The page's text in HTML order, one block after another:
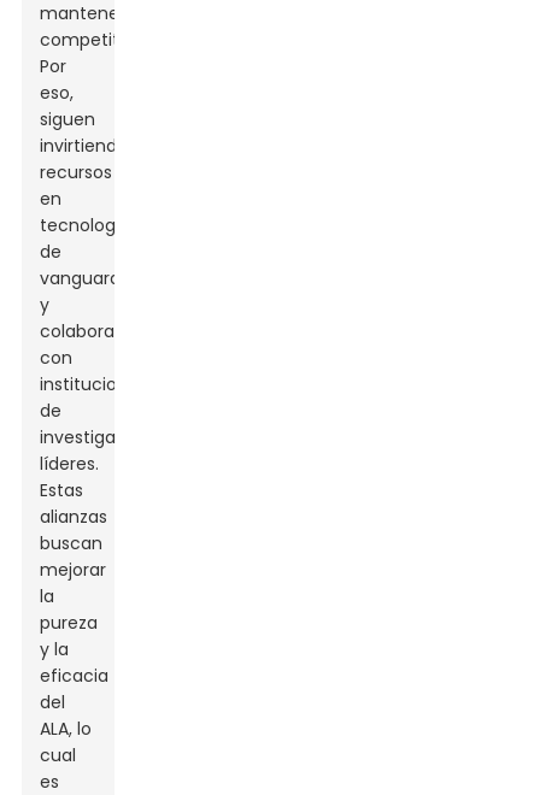
mantenerse
competitivos.
Por
eso,
siguen
invirtiendo
recursos
en
tecnología
de
vanguardia
y
colaboran
con
instituciones
de
investigación
líderes.
Estas
alianzas
buscan
mejorar
la
pureza
y la
eficacia
del
ALA, lo
cual
es